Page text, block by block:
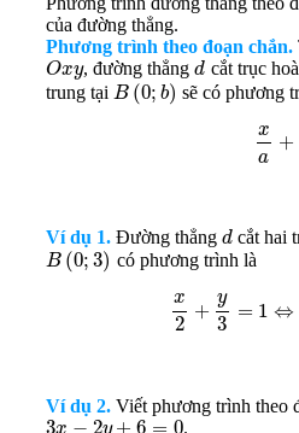
của đường thẳng.
Phương trình theo đoạn chắn.
Oxy, đường thẳngd cắt trục
trung tại B (0; b) sẽ có phương
x
a
+
Ví dụ 1. Đường thẳng d cắt hai
B (0; 3) có phương trình là
x
2
+
y
3
= 1 ⇔
Ví dụ 2. Viết phương trình theo
3x − 2y + 6 = 0.